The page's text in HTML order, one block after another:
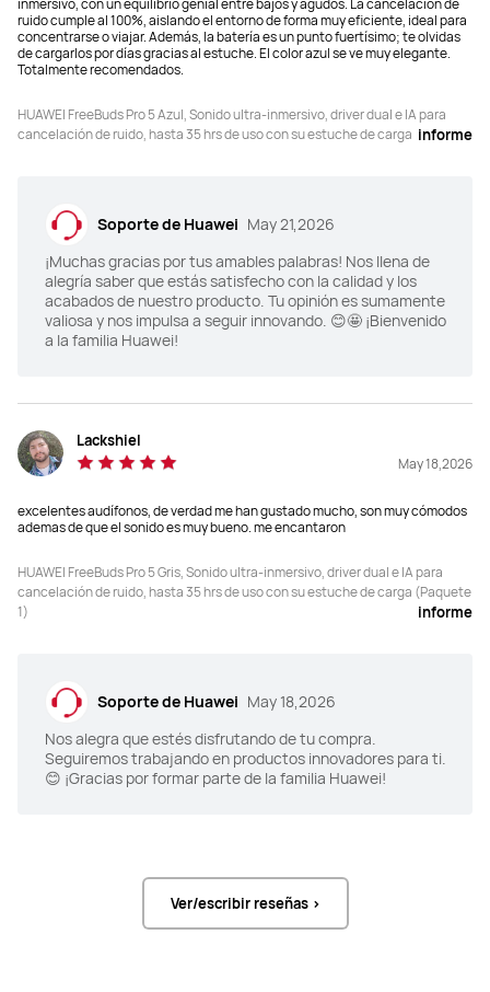
inmersivo, con un equilibrio genial entre bajos y agudos. La cancelación de
ruido cumple al 100%, aislando el entorno de forma muy eficiente, ideal para
concentrarse o viajar. Además, la batería es un punto fuertísimo; te olvidas
de cargarlos por días gracias al estuche. El color azul se ve muy elegante.
Totalmente recomendados.
HUAWEI FreeBuds Pro 5 Azul, Sonido ultra-inmersivo, driver dual e IA para
cancelación de ruido, hasta 35 hrs de uso con su estuche de carga informe
Soporte de Huawei May 21,2026
¡Muchas gracias por tus amables palabras! Nos llena de
alegría saber que estás satisfecho con la calidad y los
acabados de nuestro producto. Tu opinión es sumamente
valiosa y nos impulsa a seguir innovando. 😊🤩 ¡Bienvenido
a la familia Huawei!
Lackshiel
May 18,2026
excelentes audífonos, de verdad me han gustado mucho, son muy cómodos
ademas de que el sonido es muy bueno. me encantaron
HUAWEI FreeBuds Pro 5 Gris, Sonido ultra-inmersivo, driver dual e IA para
cancelación de ruido, hasta 35 hrs de uso con su estuche de carga (Paquete
1)
informe
Soporte de Huawei May 18,2026
Nos alegra que estés disfrutando de tu compra.
Seguiremos trabajando en productos innovadores para ti.
😊 ¡Gracias por formar parte de la familia Huawei!
Ver/escribir reseñas >